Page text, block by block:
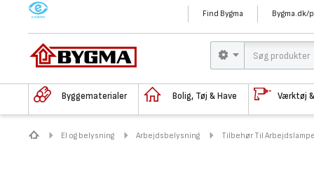
M Find Bygma Bygma.dk/
Byggematerialer Bolig, Tøj & Have Værktøj
El og belysning Arbejdsbelysning Tilbehør Til